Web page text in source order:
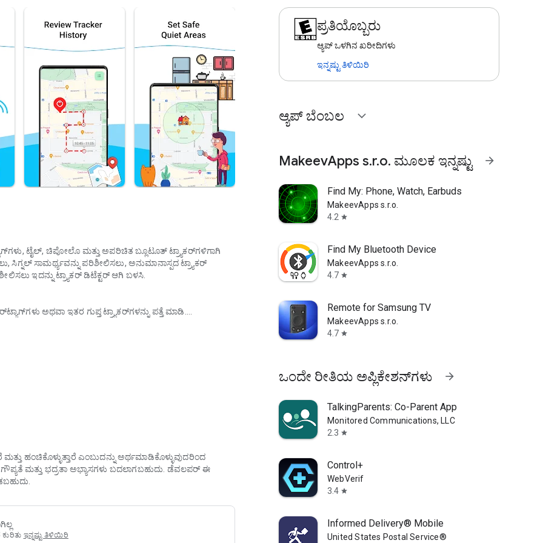
ಟೈಲ್, ಚಿಪೋಲೊ ಮತ್ತು ಅಪರಿಚಿತ ಬ್ಲೂಟೂತ್ ಟ್ರ್ಯಾಕರ್‌ಗಳಿಗಾಗಿ
ಸಿಗ್ನಲ್ ಸಾಮರ್ಥ್ಯವನ್ನು ಪರಿಶೀಲಿಸಲು, ಅನುಮಾನಾಸ್ಪದ ಟ್ರ್ಯಾಕರ್
ಇದನ್ನು ಟ್ರ್ಯಾಕರ್ ಡಿಟೆಕ್ಟರ್ ಆಗಿ ಬಳಸಿ.
ಅಥವಾ ಇತರ ಗುಪ್ತ ಟ್ರ್ಯಾಕರ್‌ಗಳನ್ನು ಪತ್ತೆ ಮಾಡಿ.
ಅಥವಾ ಕೋಣೆಯಲ್ಲಿ ಮರೆಮಾಡಲಾಗಿರುವ ಯಾವುದೇ ಅನುಮಾನಾಸ್ಪದ
ನಿಮ್ಮ ವೈಯಕ್ತಿಕ ಏರ್‌ಟ್ಯಾಗ್ ಟ್ರ್ಯಾಕರ್, ಡಿಟೆಕ್ಟರ್ ಮತ್ತು ಫೈಂಡರ್
ಹಂಚಿಕೊಳ್ಳುತ್ತಾರೆ ಎಂಬುದನ್ನು ಅರ್ಥಮಾಡಿಕೊಳ್ಳುವುದರಿಂದ
ಗೌಪ್ಯತೆ ಮತ್ತು ಭದ್ರತಾ ಅಭ್ಯಾಸಗಳು ಬದಲಾಗಬಹುದು. ಡೆವಲಪರ್ ಈ
ಇನ್ನಷ್ಟು ತಿಳಿಯಿರಿ
ಪ್ರತಿಯೊಬ್ಬರು
ಆ್ಯಪ್‌ ಒಳಗಿನ ಖರೀದಿಗಳು
ಇನ್ನಷ್ಟು ತಿಳಿಯಿರಿ
ಆ್ಯಪ್ ಬೆಂಬಲ expand_more
MakeevApps s.r.o. ಮೂಲಕ ಇನ್ನಷ್ಟು arrow_forward
Find My: Phone, Watch, Earbuds
MakeevApps s.r.o.
4.2 star
Find My Bluetooth Device
MakeevApps s.r.o.
4.7 star
Remote for Samsung TV
MakeevApps s.r.o.
4.7 star
ಒಂದೇ ರೀತಿಯ ಅಪ್ಲಿಕೇಶನ್‌ಗಳು arrow_forward
TalkingParents: Co-Parent App
Monitored Communications, LLC
2.3 star
Control+
WebVerif
3.4 star
Informed Delivery® Mobile
United States Postal Service®